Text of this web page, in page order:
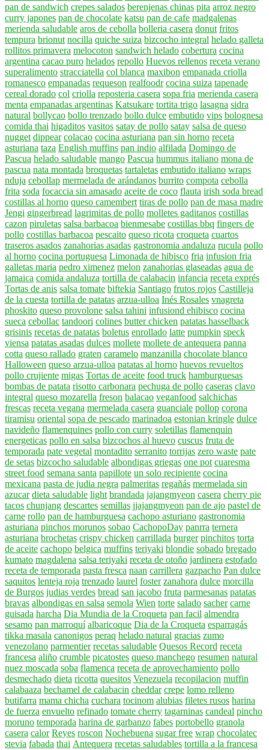
pan de sandwich crepes salados berenjenas chinas pita arroz negro
curry japones pan de chocolate katsu pan de cafe madgalenas
merienda saludable aros de cebolla bolleria casera donut fritos
tempura brionut nocilla quiche suiza bizcocho integral helado galleta
rollitos primavera melocoton sandwich helado cobertura cocina
argentina cacao puro helados repollo Huevos rellenos receta verano
superalimento stracciatella col blanca maxibon empanada criolla
romanesco empanadas requeson realfoodr cocina suiza tapenade
cereal dorado col criolla reposteria casera sopa fria merienda casera
menta empanadas argentinas Katsukare tortita trigo lasagna sidra
natural bollycao bollo trenzado bollo dulce embutido vips bolognesa
comida thai higaditos vasitos satay de pollo satay salsa de queso
nugget dippear colacao cocina asturiana pan sin horno receta
asturiana taza English muffins pan indio alfilada Domingo de
Pascua helado saludable mango Pascua hummus italiano mona de
pascua nata montada broquetas tartaletas embutido italiano wraps
nduja cebollap mermelada de arándanos burrito compota cebolla
frita soda focaccia sin amasado aceite de coco flauta irish soda bread
costillas al horno queso camembert tiras de pollo pan de masa madre
Jengi gingerbread lagrimitas de pollo molletes gaditanos costillas
cazon piruletas salsa barbacoa bienmesabe costillas bbq fingers de
pollo costillas barbacoa pescaito queso ricota croqueta cuartos
traseros asados zanahorias asadas gastronomia andaluza rucula pollo
al horno cocina portuguesa Limonada de hibisco fria infusion fria
galletas maria pedro ximenez melon zanahorias glaseadas agua de
jamaica comida andaluza tortilla de calabacin infancia receta exprés
Tortas de anis salsa tomate biftekia Santiago frutos rojos Castilleja
de la cuesta tortilla de patatas arzua-ulloa Inés Rosales vnagreta
phoskito queso provolone salsa tahini infusiond ehibisco cocina
sueca cebollac tandoori colines butter chicken patatas hasselback
grisinis recetas de patatas boletus enrollado latte pumpkin speck
viensa patatas asadas dulces mollete mollete de antequera panna
cotta queso rallado graten caramelo manzanilla chocolate blanco
Halloween queso arzua-ulloa patatas al horno huevos revueltos
pollo crujiente migas Tortas de aceite food truck hamburguesas
bombas de patata risotto carbonara pechuga de pollo caseras clavo
integral queso mozarella freson balacao veganfood salchichas
frescas receta vegana mermelada casera guanciale pollop corona
tiramisu oriental sopa de pescado marinadoa estonian kringle dulce
navideño flamenquines pollo con curry soletillas flamenquin
energeticas pollo en salsa bizcochos al huevo cuscus fruta de
temporada pate vegetal montadito serranito torrijas zero waste pate
de setas bizcocho saludable albondigas griegas one pot cuaresma
street food semana santa papillote un solo recipiente cocina
mexicana pasta de judia negra palmeritas regañás mermelada sin
azucar dieta saludable light brandada jajangmyeon casera cherry pie
tacos chunjang descartes semillas jjajangmyeon pan de ajo pastel de
carne rollo pan de hamburguesa cachopo asturiano gastronomia
asturiana pinchos morunos sobao CachopoDay panrra ternera
asturiana brochetas crispy chicken carrillada burger pinchitos torta
de aceite cachopo belgica muffins teriyaki blondie sobado bregado
kumato magdalena salsa teriyaki receta de otoño jardinera estofado
receta de temporada pasta fresca naan carrillera gazpacho Pan dulce
saquitos lenteja roja trenzado laurel foster zanahora dulce morcilla
de Burgos judias verdes bread san jacobo fruta parmesanas patatas
bravas albondigas en salsa semola Wien torte salado sacher carne
guisada harcha Dia Mundia de la Croqueta pan facil almendra
sesamo pan marroquí albaricoque Dia de la Croqueta esparragás
tikka masala canonigos peraq helado natural gracias zumo
venezolano parmentier recetas saludable Quesos Record receta
francesa aliño crumble picatostes queso manchego resumen natural
nuez moscada soba flamenca receta de aprovechamiento pollo
desmechado dieta ricotta quesitos Venezuela recopilacion muffin
calabaaza bechamel de calabacin cheddar crepe lomo relleno
butifarra mama chicha cuchara tocinom alubias filetes rusos harina
de fuerza envuelto refinado tomate cherry tagarninas candeal pincho
moruno temporada harina de garbanzo fabes portobello granola
casera calor Reyes roscon Nochebuena sugar free wrap chocolatec
stevia fabada thai Antequera recetas saludables tortilla a la francesa